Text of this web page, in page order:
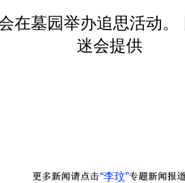
在墓园举办追思活动
迷会提供
“李玟”